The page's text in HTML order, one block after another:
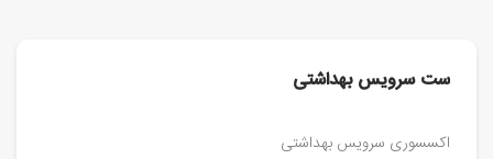
ست سرویس بهداشتی
اکسسوری سرویس بهداشتی